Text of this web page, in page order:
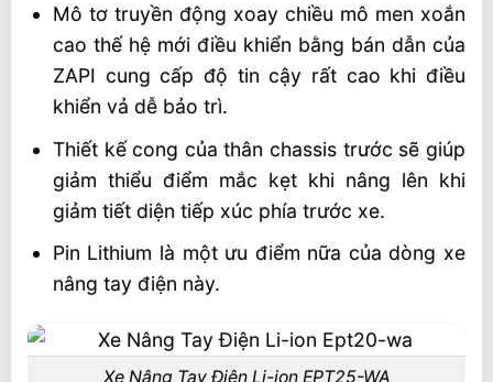
Mô tơ truyền động xoay chiều mô men xoắn
cao thế hệ mới điều khiển bằng bán dẫn của
ZAPI cung cấp độ tin cậy rất cao khi điều
khiển vả dễ bảo trì.
Thiết kế cong của thân chassis trước sẽ giúp
giảm thiểu điểm mắc kẹt khi nâng lên khi
giảm tiết diện tiếp xúc phía trước xe.
Pin Lithium là một ưu điểm nữa của dòng xe
nâng tay điện này.
Xe Nâng Tay Điện Li-ion EPT25-WA